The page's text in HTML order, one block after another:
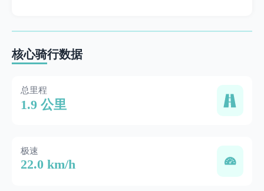
核心骑行数据
总里程
1.9 公里
极速
22.0 km/h